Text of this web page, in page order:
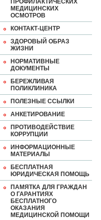
ПРОФИЛАКТИЧЕСКИХ
МЕДИЦИНСКИХ
ОСМОТРОВ
КОНТАКТ-ЦЕНТР
ЗДОРОВЫЙ ОБРАЗ
ЖИЗНИ
НОРМАТИВНЫЕ
ДОКУМЕНТЫ
БЕРЕЖЛИВАЯ
ПОЛИКЛИНИКА
ПОЛЕЗНЫЕ ССЫЛКИ
АНКЕТИРОВАНИЕ
ПРОТИВОДЕЙСТВИЕ
КОРРУПЦИИ
ИНФОРМАЦИОННЫЕ
МАТЕРИАЛЫ
БЕСПЛАТНАЯ
ЮРИДИЧЕСКАЯ ПОМОЩЬ
ПАМЯТКА ДЛЯ ГРАЖДАН
О ГАРАНТИЯХ
БЕСПЛАТНОГО
ОКАЗАНИЯ
МЕДИЦИНСКОЙ ПОМОЩИ